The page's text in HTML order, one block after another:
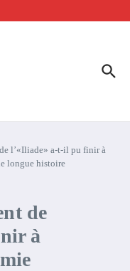
pour la transformer en
l’«Iliade» a-t-il pu finir à
longue histoire
de
à